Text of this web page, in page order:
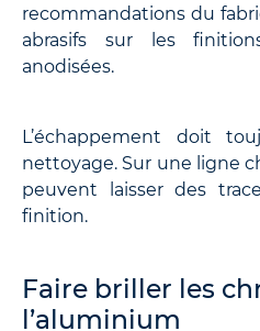
recommandations du
abrasifs sur les
anodisées.
L’échappement doit
nettoyage. Sur une ligne
peuvent laisser des
finition.
Faire briller les
l’aluminium